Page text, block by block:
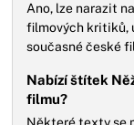
Ano, lze narazit
filmových kritiků,
současné české
Nabízí štítek
filmu?